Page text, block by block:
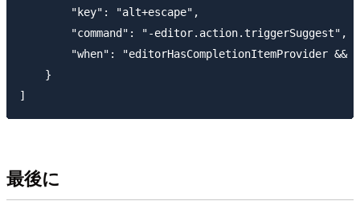
        "key": "alt+escape",
        "command": "-editor.action.triggerSuggest",
"when": "editorHasCompletionItemProvider &&
    }
最後に